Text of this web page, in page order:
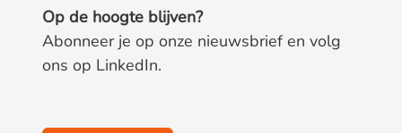
Op de hoogte blijven?
Abonneer je op onze nieuwsbrief en volg
ons op LinkedIn.